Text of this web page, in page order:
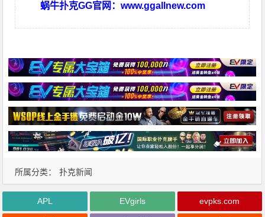
蜗牛扑克GG官网：www.ggallnew.com
所属分类： 扑克新闻
APL EVgirls evpks.com